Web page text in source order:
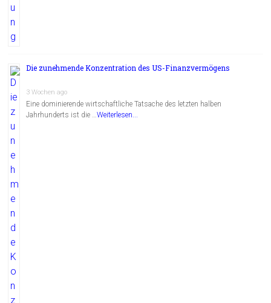
Die zunehmende Konzentration des US-Finanzvermögens
3 Wochen ago
Eine dominierende wirtschaftliche Tatsache des letzten halben
Jahrhunderts ist die …Weiterlesen...